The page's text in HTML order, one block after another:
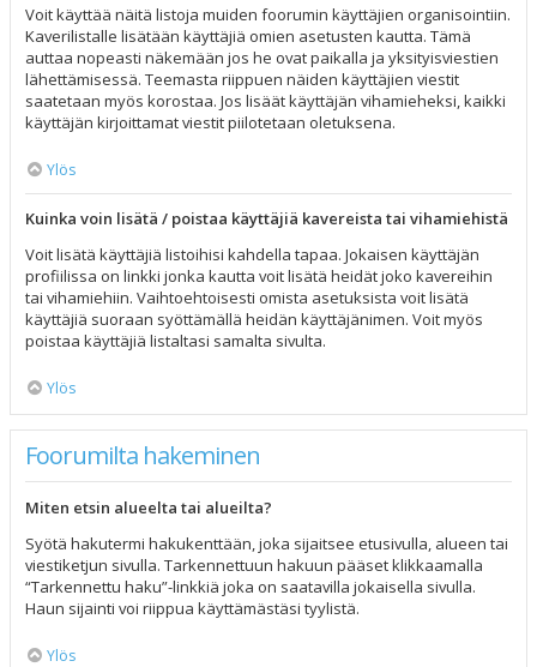
Voit käyttää näitä listoja muiden foorumin käyttäjien organisointiin.
Kaverilistalle lisätään käyttäjiä omien asetusten kautta. Tämä
auttaa nopeasti näkemään jos he ovat paikalla ja yksityisviestien
lähettämisessä. Teemasta riippuen näiden käyttäjien viestit
saatetaan myös korostaa. Jos lisäät käyttäjän vihamieheksi, kaikki
käyttäjän kirjoittamat viestit piilotetaan oletuksena.
Ylös
Kuinka voin lisätä / poistaa käyttäjiä kavereista tai vihamiehistä
Voit lisätä käyttäjiä listoihisi kahdella tapaa. Jokaisen käyttäjän
profiilissa on linkki jonka kautta voit lisätä heidät joko kavereihin
tai vihamiehiin. Vaihtoehtoisesti omista asetuksista voit lisätä
käyttäjiä suoraan syöttämällä heidän käyttäjänimen. Voit myös
poistaa käyttäjiä listaltasi samalta sivulta.
Ylös
Foorumilta hakeminen
Miten etsin alueelta tai alueilta?
Syötä hakutermi hakukenttään, joka sijaitsee etusivulla, alueen tai
viestiketjun sivulla. Tarkennettuun hakuun pääset klikkaamalla
“Tarkennettu haku”-linkkiä joka on saatavilla jokaisella sivulla.
Haun sijainti voi riippua käyttämästäsi tyylistä.
Ylös